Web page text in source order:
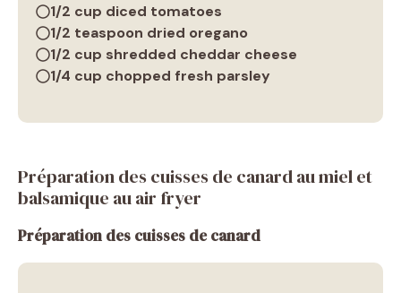
1/2 cup diced tomatoes
1/2 teaspoon dried oregano
1/2 cup shredded cheddar cheese
1/4 cup chopped fresh parsley
Préparation des cuisses de canard au miel et
balsamique au air fryer
Préparation des cuisses de canard